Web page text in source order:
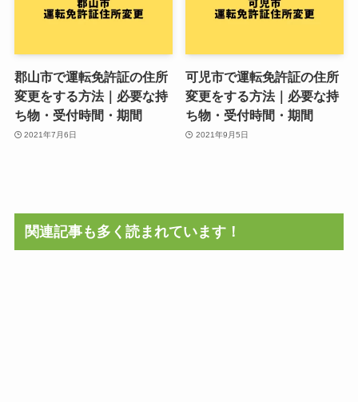
郡山市で運転免許証の住所
変更をする方法｜必要な持
ち物・受付時間・期間
2021年7月6日
可児市で運転免許証の住所
変更をする方法｜必要な持
ち物・受付時間・期間
2021年9月5日
関連記事も多く読まれています！